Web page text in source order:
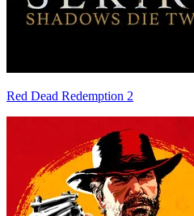
Red Dead Redemption 2